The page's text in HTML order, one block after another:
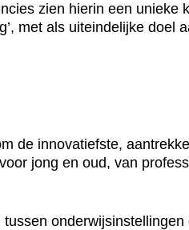
zien hierin een unieke
met als uiteindelijke doel
de innovatiefste,
jong en oud, van